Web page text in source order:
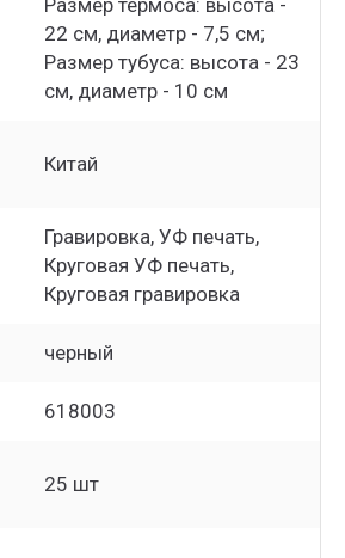
Размер термоса: высота -
22 см, диаметр - 7,5 см;
Размер тубуса: высота - 23
см, диаметр - 10 см
Китай
Гравировка, УФ печать,
Круговая УФ печать,
Круговая гравировка
черный
618003
25 шт